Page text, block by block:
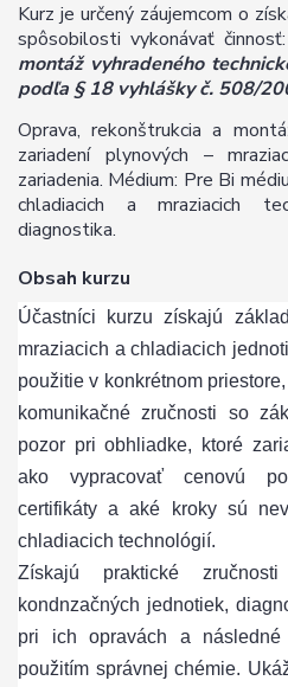
Kurz je určený záujemcom o
spôsobilosti vykonávať činnosť:
montáž vyhradeného
podľa § 18 vyhlášky č. 508/
Oprava, rekonštrukcia a
zariadení plynových –
zariadenia. Médium: Pre Bi
chladiacich a mraziacich
diagnostika.
Obsah kurzu
Účastníci kurzu získajú
mraziacich a chladiacich
použitie v konkrétnom
komunikačné zručnosti so
pozor pri obhliadke, ktoré
ako vypracovať cenovú
certifikáty a aké kroky sú
chladiacich technológií.
Získajú praktické
kondnzačných jednotiek,
pri ich opravách a
použitím správnej chémie.